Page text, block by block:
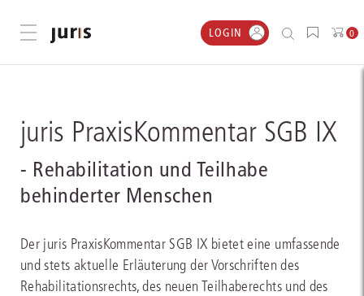
Menü öffnen LOGIN 0
juris PraxisKommentar SGB IX
- Rehabilitation und Teilhabe
behinderter Menschen
Der juris PraxisKommentar SGB IX bietet eine umfassende
und stets aktuelle Erläuterung der Vorschriften des
Rehabilitationsrechts, des neuen Teilhaberechts und des